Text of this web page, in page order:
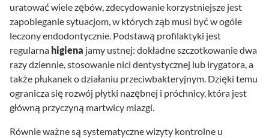
uratować wiele zębów, zdecydowanie korzystniejsze jest
zapobieganie sytuacjom, w których ząb musi być w ogóle
leczony endodontycznie. Podstawą profilaktyki jest
regularna higiena jamy ustnej: dokładne szczotkowanie dwa
razy dziennie, stosowanie nici dentystycznej lub irygatora, a
także płukanek o działaniu przeciwbakteryjnym. Dzięki temu
ogranicza się rozwój płytki nazębnej i próchnicy, która jest
główną przyczyną martwicy miazgi.
Równie ważne są systematyczne wizyty kontrolne u